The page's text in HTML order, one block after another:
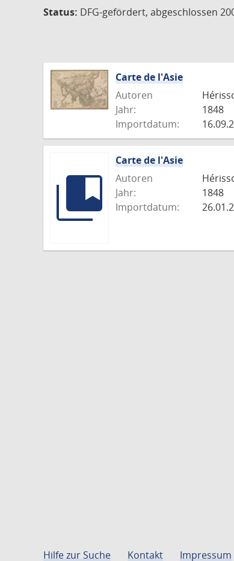
Status: DFG-gefördert, abgeschlossen
Carte de l'Asie
Autoren
Jahr:
1848
Importdatum:
Carte de l'Asie
Autoren
Jahr:
1848
Importdatum:
Hilfe zur Suche Kontakt Impressum